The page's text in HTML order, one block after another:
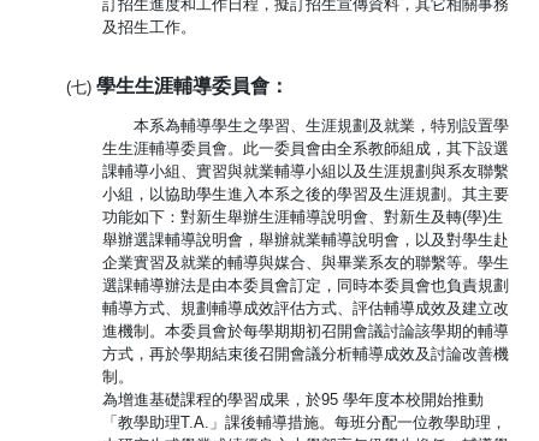
訂招生進度和工作日程，擬訂招生宣傳資料，其它相關事務
及招生工作。
(七) 學生生涯輔導委員會：
本系為輔導學生之學習、生涯規劃及就業，特別設置學
生生涯輔導委員會。此一委員會由全系教師組成，其下設選
課輔導小組、實習與就業輔導小組以及生涯規劃與系友聯繫
小組，以協助學生進入本系之後的學習及生涯規劃。其主要
功能如下：對新生舉辦生涯輔導說明會、對新生及轉(學)生
舉辦選課輔導說明會，舉辦就業輔導說明會，以及對學生赴
企業實習及就業的輔導與媒合、與畢業系友的聯繫等。學生
選課輔導辦法是由本委員會訂定，同時本委員會也負責規劃
輔導方式、規劃輔導成效評估方式、評估輔導成效及建立改
進機制。本委員會於每學期期初召開會議討論該學期的輔導
方式，再於學期結束後召開會議分析輔導成效及討論改善機
制。
為增進基礎課程的學習成果，於95 學年度本校開始推動
「教學助理T.A.」課後輔導措施。每班分配一位教學助理，